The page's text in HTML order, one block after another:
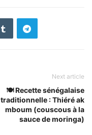
Next article
🍽 Recette sénégalaise
traditionnelle : Thiéré ak
mboum (couscous à la
sauce de moringa)